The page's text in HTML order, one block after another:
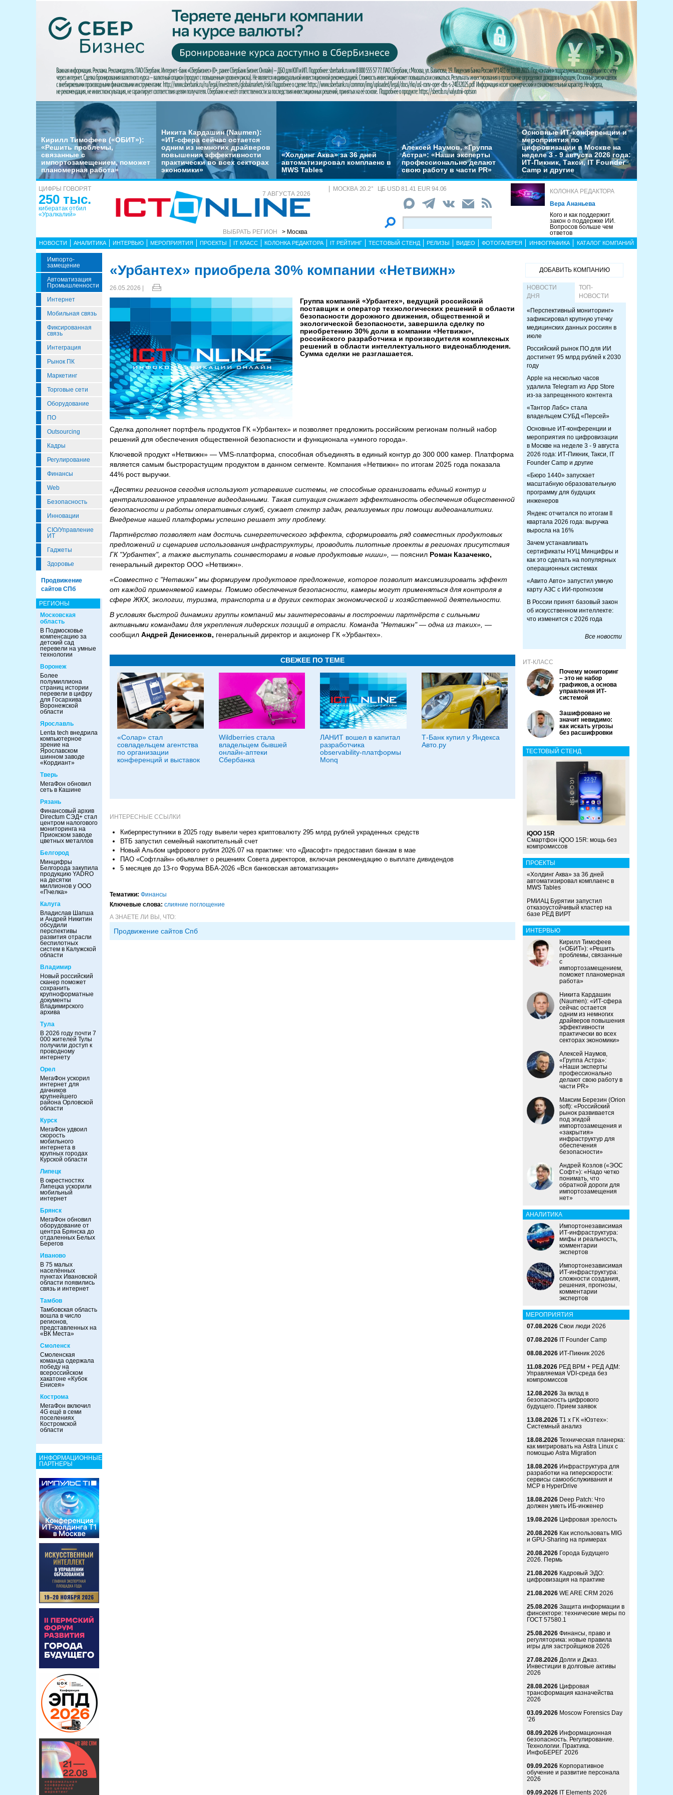
Кирилл Тимофеев («ОБИТ»):
«Решить проблемы,
связанные с
импортозамещением, поможет
планомерная работа»
Никита Кардашин (Naumen):
«ИТ-сфера сейчас остается
одним из немногих драйверов
повышения эффективности
практически во всех секторах
экономики»
«Холдинг Аква» за 36 дней
автоматизировал комплаенс в
MWS Tables
Алексей Наумов, «Группа
Астра»: «Наши эксперты
профессионально делают
свою работу в части PR»
Основные ИТ-конференции и
мероприятия по
цифровизации в Москве на
неделе 3 - 9 августа 2026 года:
ИТ-Пикник, Такси, IT Founder
Camp и другие
ЦИФРЫ ГОВОРЯТ
250 тыс.
кибератак отбил
«Уралкалий»
7 АВГУСТА 2026
ВЫБРАТЬ РЕГИОН > Москва
МОСКВА 20.2° ЦБ USD 81.41 EUR 94.06
КОЛОНКА РЕДАКТОРА
Вера Ананьева
Кого и как поддержит
закон о поддержке ИИ.
Вопросов больше чем
ответов
НОВОСТИ АНАЛИТИКА ИНТЕРВЬЮ МЕРОПРИЯТИЯ ПРОЕКТЫ IT КЛАСС КОЛОНКА РЕДАКТОРА IT РЕЙТИНГ ТЕСТОВЫЙ СТЕНД РЕЛИЗЫ ВИДЕО ФОТОГАЛЕРЕЯ ИНФОГРАФИКА КАТАЛОГ КОМПАНИЙ
Импорто­
Замещение
Автоматизация
Промышленности
Интернет
Мобильная связь
Фиксированная
связь
Интеграция
Рынок ПК
Маркетинг
Торговые сети
Оборудование
ПО
Outsourcing
Кадры
Регулирование
Финансы
Web
Безопасность
Инновации
CIO/Управление
ИТ
Гаджеты
Здоровье
Продвижение
сайтов СПб
РЕГИОНЫ
Московская
область
В Подмосковье
компенсацию за
детский сад
перевели на умные
технологии
Воронеж
Более
полумиллиона
страниц истории
перевели в цифру
для Госархива
Воронежской
области
Ярославль
Lenta tech внедрила
компьютерное
зрение на
Ярославском
шинном заводе
«Кордиант»
Тверь
МегаФон обновил
сеть в Кашине
Рязань
Финансовый архив
Directum СЭД+ стал
центром налогового
мониторинга на
Приокском заводе
цветных металлов
Белгород
Минцифры
Белгорода закупила
продукцию YADRO
на десятки
миллионов у ООО
«Пчелка»
Калуга
Владислав Шапша
и Андрей Никитин
обсудили
перспективы
развития отрасли
беспилотных
систем в Калужской
области
Владимир
Новый российский
сканер поможет
сохранить
крупноформатные
документы
Владимирского
архива
Тула
В 2026 году почти 7
000 жителей Тулы
получили доступ к
проводному
интернету
Орел
МегаФон ускорил
интернет для
дачников
крупнейшего
района Орловской
области
Курск
МегаФон удвоил
скорость
мобильного
интернета в
крупных городах
Курской области
Липецк
В окрестностях
Липецка ускорили
мобильный
интернет
Брянск
МегаФон обновил
оборудование от
центра Брянска до
отдаленных Белых
Берегов
Иваново
В 75 малых
населённых
пунктах Ивановской
области появились
связь и интернет
Тамбов
Тамбовская область
вошла в число
регионов,
представленных на
«ВК Места»
Смоленск
Смоленская
команда одержала
победу на
всероссийском
хакатоне «Кубок
Енисея»
Кострома
МегаФон включил
4G ещё в семи
поселениях
Костромской
области
ИНФОРМАЦИОННЫЕ
ПАРТНЕРЫ
«Урбантех» приобрела 30% компании «Нетвижн»
26.05.2026 |
Группа компаний «Урбантех», ведущий российский
поставщик и оператор технологических решений в области
безопасности дорожного движения, общественной и
экологической безопасности, завершила сделку по
приобретению 30% доли в компании «Нетвижн»,
российского разработчика и производителя комплексных
решений в области интеллектуального видеонаблюдения.
Сумма сделки не разглашается.
Сделка дополняет портфель продуктов ГК «Урбантех» и позволяет предложить российским регионам полный набор
решений для обеспечения общественной безопасности и функционала «умного города».
Ключевой продукт «Нетвижн» — VMS-платформа, способная объединять в единый контур до 300 000 камер. Платформа
является самым быстрорастущим продуктом в данном сегменте. Компания «Нетвижн» по итогам 2025 года показала
44% рост выручки.
«Десятки регионов сегодня используют устаревшие системы, не способные организовать единый контур и
централизованное управление видеоданными. Такая ситуация снижает эффективность обеспечения общественной
безопасности и работы оперативных служб, сужает спектр задач, реализуемых при помощи видеоаналитики.
Внедрение нашей платформы успешно решает эту проблему.
Партнёрство позволяет нам достичь синергетического эффекта, сформировать ряд совместных продуктовых
предложений и сценариев использования инфраструктуры, проводить пилотные проекты в регионах присутствия
ГК "Урбантех", а также выступать соинвесторами в новые продуктовые ниши», — пояснил Роман Казаченко,
генеральный директор ООО «Нетвижн».
«Совместно с "Нетвижн" мы формируем продуктовое предложение, которое позволит максимизировать эффект
от каждой применяемой камеры. Помимо обеспечения безопасности, камеры могут применяться для контроля в
сфере ЖКХ, экологии, туризма, транспорта и в других секторах экономической и хозяйственной деятельности.
В условиях быстрой динамики группы компаний мы заинтересованы в построении партнёрств с сильными
активными командами для укрепления лидерских позиций в отрасли. Команда "Нетвижн" — одна из таких», —
сообщил Андрей Денисенков, генеральный директор и акционер ГК «Урбантех».
СВЕЖЕЕ ПО ТЕМЕ
«Солар» стал
совладельцем агентства
по организации
конференций и выставок
Wildberries стала
владельцем бывшей
онлайн-аптеки
Сбербанка
ЛАНИТ вошел в капитал
разработчика
observability-платформы
Monq
Т-Банк купил у Яндекса
Авто.ру
ИНТЕРЕСНЫЕ ССЫЛКИ
Киберпреступники в 2025 году вывели через криптовалюту 295 млрд рублей украденных средств
ВТБ запустил семейный накопительный счет
Новый Альбом цифрового рубля 2026.07 на практике: что «Диасофт» предоставил банкам в мае
ПАО «Софтлайн» объявляет о решениях Совета директоров, включая рекомендацию о выплате дивидендов
5 месяцев до 13-го Форума ВБА-2026 «Вся банковская автоматизация»
Тематики: Финансы
Ключевые слова: слияние поглощение
А ЗНАЕТЕ ЛИ ВЫ, ЧТО:
Продвижение сайтов Спб
ДОБАВИТЬ КОМПАНИЮ
НОВОСТИ
ДНЯ
ТОП-
НОВОСТИ
«Перспективный мониторинг»
зафиксировал крупную утечку
медицинских данных россиян в
июле
Российский рынок ПО для ИИ
достигнет 95 млрд рублей к 2030
году
Apple на несколько часов
удалила Telegram из App Store
из-за запрещенного контента
«Тантор Лабс» стала
владельцем СУБД «Персей»
Основные ИТ-конференции и
мероприятия по цифровизации
в Москве на неделе 3 - 9 августа
2026 года: ИТ-Пикник, Такси, IT
Founder Camp и другие
«Бюро 1440» запускает
масштабную образовательную
программу для будущих
инженеров
Яндекс отчитался по итогам II
квартала 2026 года: выручка
выросла на 16%
Зачем устанавливать
сертификаты НУЦ Минцифры и
как это сделать на популярных
операционных системах
«Авито Авто» запустил умную
карту АЗС с ИИ-прогнозом
В России принят базовый закон
об искусственном интеллекте:
что изменится с 2026 года
Все новости
ИТ-КЛАСС
Почему мониторинг
– это не набор
графиков, а основа
управления ИТ-
системой
Зашифровано не
значит невидимо:
как искать угрозы
без расшифровки
ТЕСТОВЫЙ СТЕНД
iQOO 15R
Смартфон iQOO 15R: мощь без
компромиссов
ПРОЕКТЫ
«Холдинг Аква» за 36 дней
автоматизировал комплаенс в
MWS Tables
РМИАЦ Бурятии запустил
отказоустойчивый кластер на
базе РЕД ВИРТ
ИНТЕРВЬЮ
Кирилл Тимофеев
(«ОБИТ»): «Решить
проблемы, связанные
с
импортозамещением,
поможет планомерная
работа»
Никита Кардашин
(Naumen): «ИТ-сфера
сейчас остается
одним из немногих
драйверов повышения
эффективности
практически во всех
секторах экономики»
Алексей Наумов,
«Группа Астра»:
«Наши эксперты
профессионально
делают свою работу в
части PR»
Максим Березин (Orion
soft): «Российский
рынок развивается
под эгидой
импортозамещения и
«закрытия»
инфраструктур для
обеспечения
безопасности»
Андрей Козлов («ЭОС
Софт»): «Надо четко
понимать, что
обратной дороги для
импортозамещения
нет»
АНАЛИТИКА
Импортонезависимая
ИТ-инфраструктура:
мифы и реальность,
комментарии
экспертов
Импортонезависимая
ИТ-инфраструктура:
сложности создания,
решения, прогнозы,
комментарии
экспертов
МЕРОПРИЯТИЯ
07.08.2026 Свои люди 2026
07.08.2026 IT Founder Camp
08.08.2026 ИТ-Пикник 2026
11.08.2026 РЕД ВРМ + РЕД АДМ:
Управляемая VDI-среда без
компромиссов
12.08.2026 За вклад в
безопасность цифрового
будущего. Прием заявок
13.08.2026 Т1 x ГК «Юзтех»:
Системный анализ
18.08.2026 Техническая планерка:
как мигрировать на Astra Linux с
помощью Astra Migration
18.08.2026 Инфраструктура для
разработки на гиперскорости:
сервисы самообслуживания и
MCP в HyperDrive
18.08.2026 Deep Patch: Что
должен уметь ИБ-инженер
19.08.2026 Цифровая зрелость
20.08.2026 Как использовать MIG
и GPU-Sharing на примерах
20.08.2026 Города Будущего
2026. Пермь
21.08.2026 Кадровый ЭДО:
цифровизация на практике
21.08.2026 WE ARE CRM 2026
25.08.2026 Защита информации в
финсекторе: технические меры по
ГОСТ 57580.1
25.08.2026 Финансы, право и
регуляторика: новые правила
игры для застройщиков 2026
27.08.2026 Долги и Джаз.
Инвестиции в долговые активы
2026
28.08.2026 Цифровая
трансформация казначейства
2026
03.09.2026 Moscow Forensics Day
’26
08.09.2026 Информационная
безопасность. Регулирование.
Технологии. Практика.
ИнфоБЕРЕГ 2026
09.09.2026 Корпоративное
обучение и развитие персонала
2026
09.09.2026 IT Elements 2026